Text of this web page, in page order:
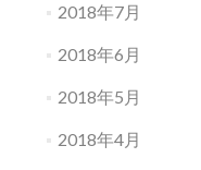
2018年7月
2018年6月
2018年5月
2018年4月